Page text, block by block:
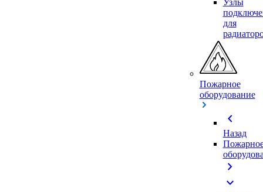
Узлы
для
Пожарное
оборудование
chevron_left
Назад
chevron_right
expand_more